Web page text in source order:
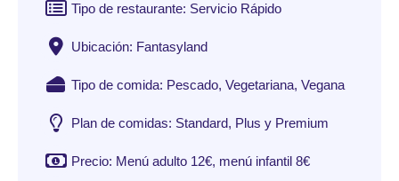
Tipo de restaurante: Servicio Rápido
Ubicación: Fantasyland
Tipo de comida: Pescado, Vegetariana, Vegana
Plan de comidas: Standard, Plus y Premium
Precio: Menú adulto 12€, menú infantil 8€